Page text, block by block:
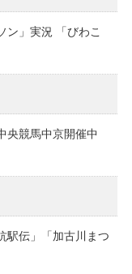
ン」実況 「びわこ
央競馬中京開催中
駅伝」「加古川まつ